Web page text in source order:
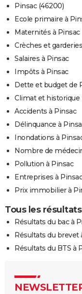
Pinsac (46200)
Ecole primaire à
Maternités à Pinsac
Crèches et
Salaires à Pinsac
Impôts à Pinsac
Dette et budget de
Climat et historique
Accidents à Pinsac
Délinquance à
Inondations à
Nombre de
Pollution à Pinsac
Entreprises à Pinsac
Prix immobilier à
Tous les
Résultats du bac à
Résultats du brevet
Résultats du BTS à